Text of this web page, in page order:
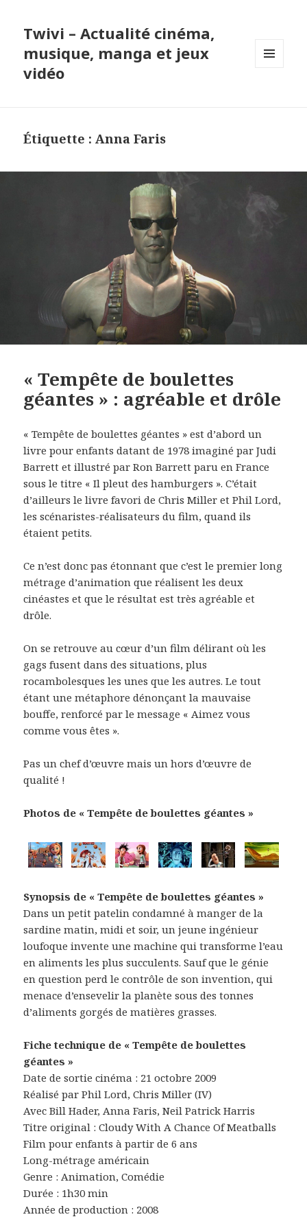
Twivi – Actualité cinéma,
musique, manga et jeux
vidéo
Étiquette :Anna Faris
« Tempête de boulettes
géantes » : agréable et drôle
« Tempête de boulettes géantes » est d’abord un
livre pour enfants datant de 1978 imaginé par Judi
Barrett et illustré par Ron Barrett paru en France
sous le titre « Il pleut des hamburgers ». C’était
d’ailleurs le livre favori de Chris Miller et Phil Lord,
les scénaristes-réalisateurs du film, quand ils
étaient petits.
Ce n’est donc pas étonnant que c’est le premier long
métrage d’animation que réalisent les deux
cinéastes et que le résultat est très agréable et
drôle.
On se retrouve au cœur d’un film délirant où les
gags fusent dans des situations, plus
rocambolesques les unes que les autres. Le tout
étant une métaphore dénonçant la mauvaise
bouffe, renforcé par le message « Aimez vous
comme vous êtes ».
Pas un chef d’œuvre mais un hors d’œuvre de
qualité !
Photos de « Tempête de boulettes géantes »
Synopsis de « Tempête de boulettes géantes »
Dans un petit patelin condamné à manger de la
sardine matin, midi et soir, un jeune ingénieur
loufoque invente une machine qui transforme l’eau
en aliments les plus succulents. Sauf que le génie
en question perd le contrôle de son invention, qui
menace d’ensevelir la planète sous des tonnes
d’aliments gorgés de matières grasses.
Fiche technique de « Tempête de boulettes
géantes »
Date de sortie cinéma : 21 octobre 2009
Réalisé par Phil Lord, Chris Miller (IV)
Avec Bill Hader, Anna Faris, Neil Patrick Harris
Titre original : Cloudy With A Chance Of Meatballs
Film pour enfants à partir de 6 ans
Long-métrage américain
Genre : Animation, Comédie
Durée : 1h30 min
Année de production : 2008